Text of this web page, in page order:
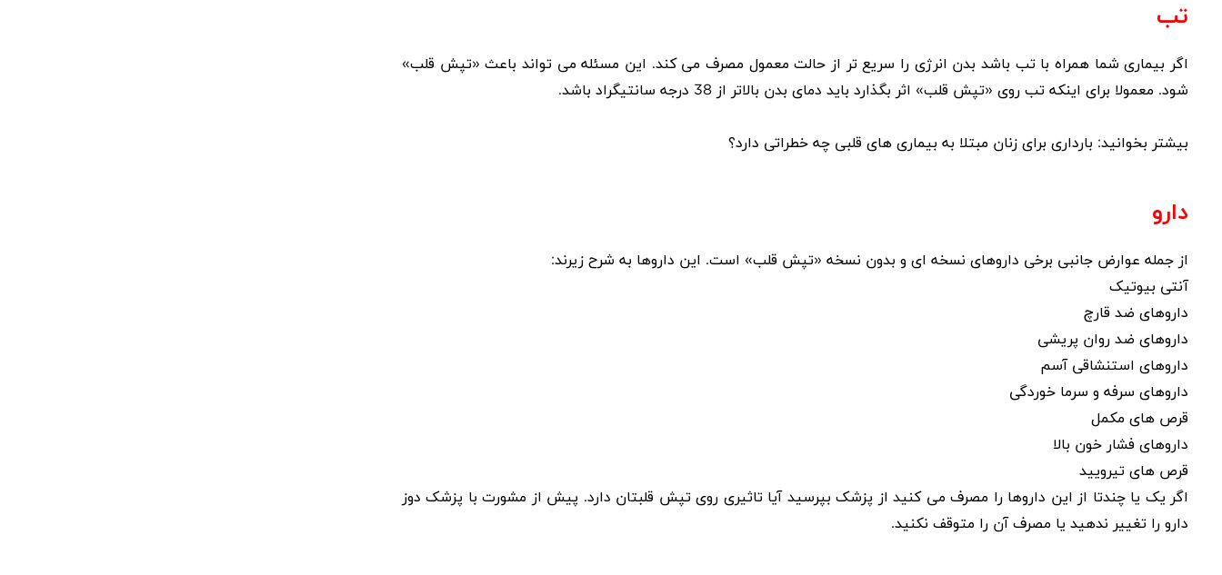
تب
اگر بیماری شما همراه با تب باشد بدن انرژی را سریع تر از حالت معمول مصرف می کند. این مسئله می تواند باعث «تپش قلب»
شود. معمولا برای اینکه تب روی «تپش قلب» اثر بگذارد باید دمای بدن بالاتر از 38 درجه سانتیگراد باشد.
بیشتر بخوانید: بارداری برای زنان مبتلا به بیماری های قلبی چه خطراتی دارد؟
دارو
از جمله عوارض جانبی برخی داروهای نسخه ای و بدون نسخه «تپش قلب» است. این داروها به شرح زیرند:
آنتی بیوتیک
داروهای ضد قارچ
داروهای ضد روان پریشی
داروهای استنشاقی آسم
داروهای سرفه و سرما خوردگی
قرص های مکمل
داروهای فشار خون بالا
قرص های تیرویید
اگر یک یا چندتا از این داروها را مصرف می کنید از پزشک بپرسید آیا تاثیری روی تپش قلبتان دارد. پیش از مشورت با پزشک دوز
دارو را تغییر ندهید یا مصرف آن را متوقف نکنید.